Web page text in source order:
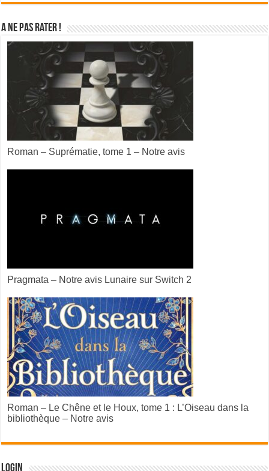
A ne pas rater !
Roman – Suprématie, tome 1 – Notre avis
Pragmata – Notre avis Lunaire sur Switch 2
Roman – Le Chêne et le Houx, tome 1 : L’Oiseau dans la
bibliothèque – Notre avis
Login